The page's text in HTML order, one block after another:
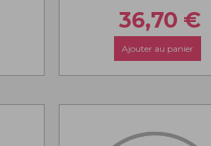
36,70 €
Ajouter au panier